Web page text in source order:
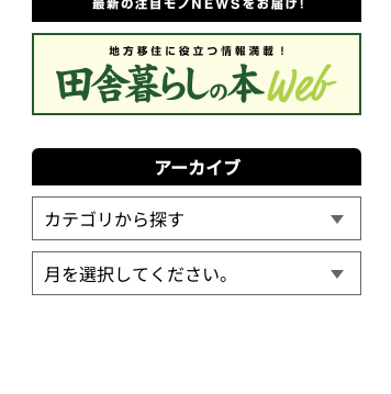
アーカイブ